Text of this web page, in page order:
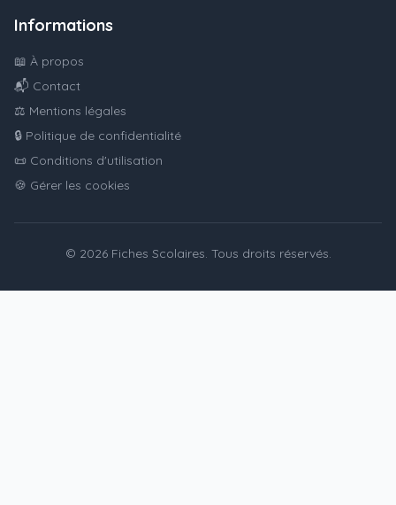
Informations
📖 À propos
📬 Contact
⚖️ Mentions légales
🔒 Politique de confidentialité
📜 Conditions d'utilisation
🍪 Gérer les cookies
© 2026 Fiches Scolaires. Tous droits réservés.